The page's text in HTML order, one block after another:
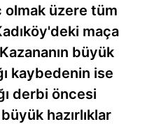
olmak üzere tüm
maça
büyük
kaybedenin ise
derbi öncesi
hazırlıklar